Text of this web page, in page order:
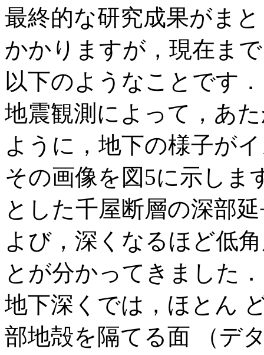
最終的な研究成果がま
かかりますが，現在ま
以下のようなことです
地震観測によって，あ
ように，地下の様子が
その画像を図5に示しま
とした千屋断層の深部
よび，深くなるほど低
とが分かってきました
地下深くでは，ほとん
部地殻を隔てる面 （デ